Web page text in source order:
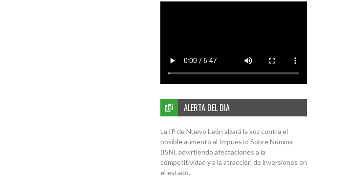
ALERTA DEL DIA
La IP de Nuevo León alzará la voz contra el
posible aumento al Impuesto Sobre Nómina
(ISN), advirtiendo afectaciones a la
competitividad y a la atracción de inversiones en
el estado.